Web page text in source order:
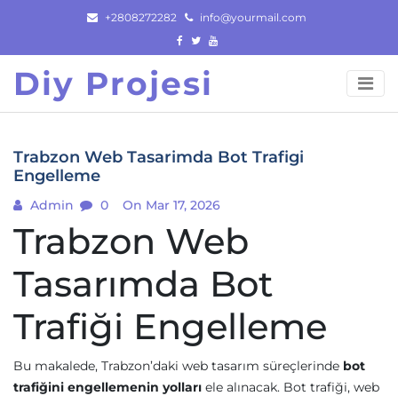
content
+2808272282 info@yourmail.com
Diy Projesi
Trabzon Web Tasarimda Bot Trafigi
Engelleme
Admin 0 On Mar 17, 2026
Trabzon Web
Tasarımda Bot
Trafiği Engelleme
Bu makalede, Trabzon’daki web tasarım süreçlerinde bot
trafiğini engellemenin yolları ele alınacak. Bot trafiği, web